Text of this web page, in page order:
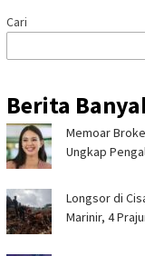
Cari
Berita
Memoar
Ungkap
Longsor di
Marinir, 4